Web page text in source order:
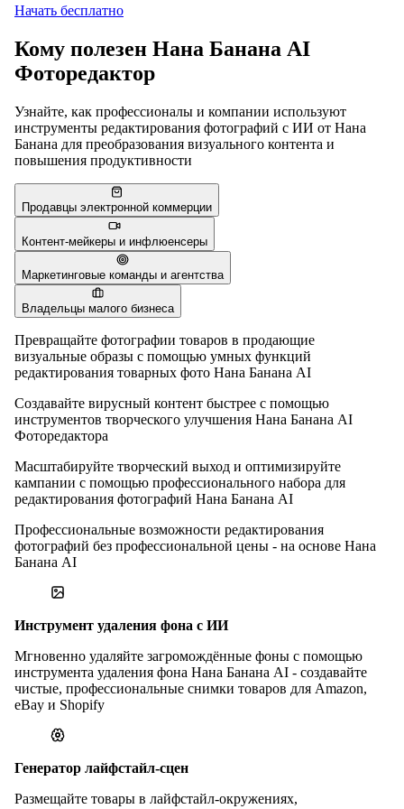
Начать бесплатно
Кому полезен Нана Банана AI
Фоторедактор
Узнайте, как профессионалы и компании используют
инструменты редактирования фотографий с ИИ от Нана
Банана для преобразования визуального контента и
повышения продуктивности
Продавцы электронной коммерции
Контент-мейкеры и инфлюенсеры
Маркетинговые команды и агентства
Владельцы малого бизнеса
Превращайте фотографии товаров в продающие
визуальные образы с помощью умных функций
редактирования товарных фото Нана Банана AI
Создавайте вирусный контент быстрее с помощью
инструментов творческого улучшения Нана Банана AI
Фоторедактора
Масштабируйте творческий выход и оптимизируйте
кампании с помощью профессионального набора для
редактирования фотографий Нана Банана AI
Профессиональные возможности редактирования
фотографий без профессиональной цены - на основе Нана
Банана AI
Инструмент удаления фона с ИИ
Мгновенно удаляйте загромождённые фоны с помощью
инструмента удаления фона Нана Банана AI - создавайте
чистые, профессиональные снимки товаров для Amazon,
eBay и Shopify
Генератор лайфстайл-сцен
Размещайте товары в лайфстайл-окружениях,